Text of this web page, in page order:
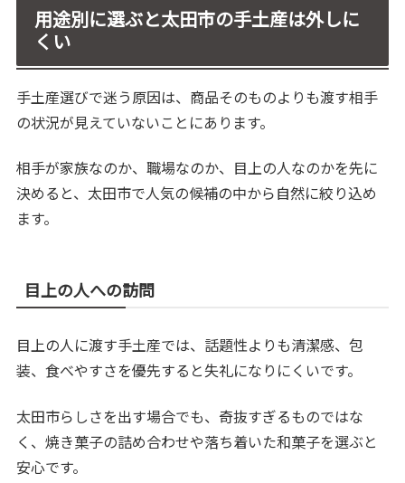
用途別に選ぶと太田市の手土産は外しに
くい
手土産選びで迷う原因は、商品そのものよりも渡す相手
の状況が見えていないことにあります。
相手が家族なのか、職場なのか、目上の人なのかを先に
決めると、太田市で人気の候補の中から自然に絞り込め
ます。
目上の人への訪問
目上の人に渡す手土産では、話題性よりも清潔感、包
装、食べやすさを優先すると失礼になりにくいです。
太田市らしさを出す場合でも、奇抜すぎるものではな
く、焼き菓子の詰め合わせや落ち着いた和菓子を選ぶと
安心です。